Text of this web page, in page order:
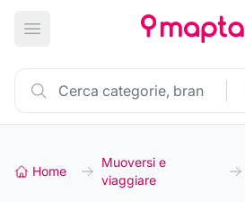
Apri menu principale
Home
Muoversi e
viaggiare